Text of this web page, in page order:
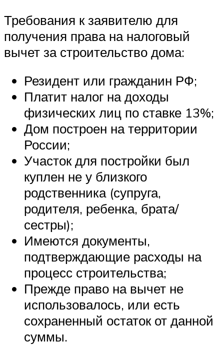
Требования к заявителю для
получения права на налоговый
вычет за строительство дома:
Резидент или гражданин РФ;
Платит налог на доходы
физических лиц по ставке 13%;
Дом построен на территории
России;
Участок для постройки был
куплен не у близкого
родственника (супруга,
родителя, ребенка, брата/
сестры);
Имеются документы,
подтверждающие расходы на
процесс строительства;
Прежде право на вычет не
использовалось, или есть
сохраненный остаток от данной
суммы.